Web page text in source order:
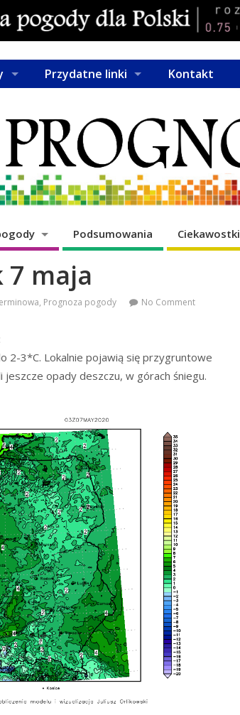
Przydatne linki Kontakt
Podsumowania Ciekawostki
7 maja
, Prognoza pogody No Comment
2-3*C. Lokalnie pojawią się przygruntowe
opady deszczu, w górach śniegu.